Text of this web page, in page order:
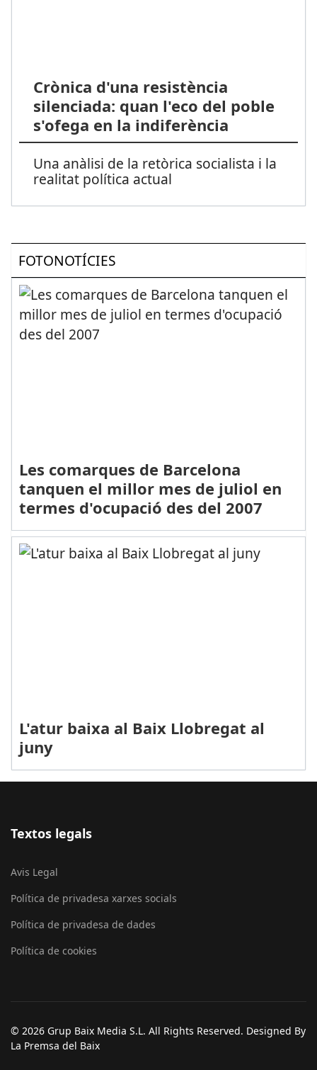
Crònica d'una resistència
silenciada: quan l'eco del poble
s'ofega en la indiferència
Una anàlisi de la retòrica socialista i la
realitat política actual
FOTONOTÍCIES
Les comarques de Barcelona
tanquen el millor mes de juliol en
termes d'ocupació des del 2007
L'atur baixa al Baix Llobregat al
juny
Textos legals
Avis Legal
Política de privadesa xarxes socials
Política de privadesa de dades
Política de cookies
© 2026 Grup Baix Media S.L. All Rights Reserved. Designed By
La Premsa del Baix